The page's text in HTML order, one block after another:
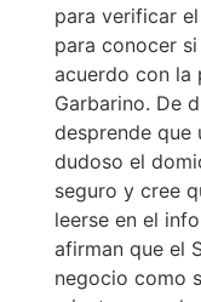
para verificar
para conocer
acuerdo con la
Garbarino. De
desprende que
dudoso el
seguro y cree
leerse en el
afirman que el
negocio como